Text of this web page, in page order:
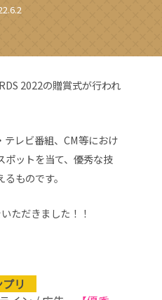
2022の贈賞式が行われ
テレビ番組、CM等におけ
ポットを当て、優秀な技
ものです。
ただきました！！
プリ